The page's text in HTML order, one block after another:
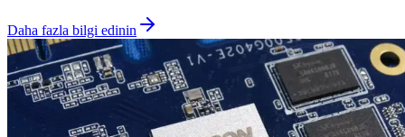
Daha fazla bilgi edinin